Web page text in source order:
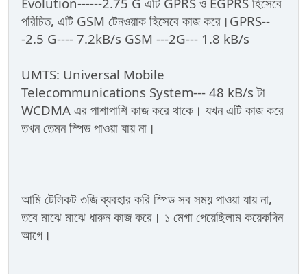
পরিচিত, এটি GSM টেনওয়াক হিসেবে কাজ করে।GPRS--
-2.5 G---- 7.2kB/s GSM ---2G--- 1.8 kB/s
UMTS: Universal Mobile
Telecommunications System--- 48 kB/s টা
WCDMA এর পাশাপাশি কাজ করে থাকে। যখন এটি কাজ করে
তখন তেমন স্পিড পাওয়া যায় না।
আমি টেলিকট ৩জি ব্যবহার করি স্পিড সব সময় পাওয়া যায় না,
তবে মাঝে মাঝে ধারুন কাজ করে। ১ মেগা পেয়েছিলাম কয়েকদিন
আগে।